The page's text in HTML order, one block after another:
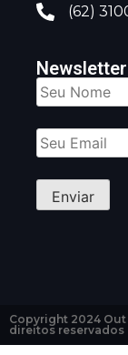
(62)
Newsletter
Copyright 2024
direitos reservados